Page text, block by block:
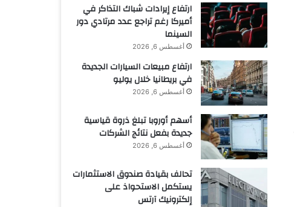
ارتفاع إيرادات شباك التذاكر في
أميركا رغم تراجع عدد مرتادي دور
السينما
أغسطس 6, 2026
ارتفاع مبيعات السيارات الجديدة
في بريطانيا خلال يوليو
أغسطس 6, 2026
أسهم أوروبا تبلغ ذروة قياسية
جديدة بفعل نتائج الشركات
أغسطس 6, 2026
تحالف بقيادة صندوق الاستثمارات
يستكمل الاستحواذ على
إلكترونيك آرتس